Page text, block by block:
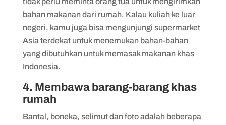
bahan makanan dari rumah. Kalau kuliah ke luar
negeri, kamu juga bisa mengunjungi supermarket
Asia terdekat untuk menemukan bahan-bahan
yang dibutuhkan untuk memasak makanan khas
Indonesia.
4. Membawa barang-barang khas
rumah
Bantal, boneka, selimut dan foto adalah beberapa